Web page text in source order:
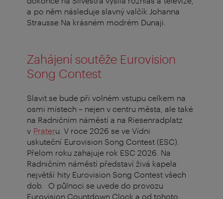
a po něm následuje slavný valčík Johanna
Strausse Na krásném modrém Dunaji.
Zahájení soutěže Eurovision
Song Contest
Slavit se bude při volném vstupu celkem na
osmi místech – nejen v centru města, ale také
na Radničním náměstí a na Riesenradplatz
v Prateru. V roce 2026 se ve Vídni
uskuteční Eurovision Song Contest (ESC).
Přelom roku zahajuje rok ESC 2026. Na
Radničním náměstí představí živá kapela
největší hity Eurovision Song Contest všech
dob. O půlnoci se uvede do provozu
Eurovision Countdown Clock a od tohoto